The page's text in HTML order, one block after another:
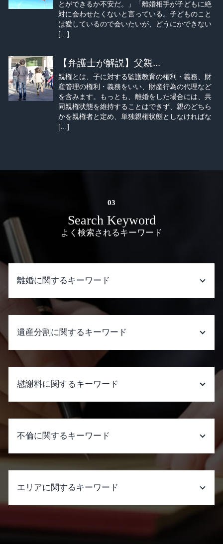
とができるか不安だ。」「離婚相手が子どもに絶
対に会わせたくないと言っている。子どものこと
は愛しているので会いたいが、どうにかできない
[…]
【弁護士が解説】父親...
親権とは、子に対する監護教育の権利・義務、財
産管理の権利・義務をいい、財産行為の代理など
を含みます。もっとも、離婚をした場合には、共
同親権状態を維持することはできず、親のどちら
かを親権者と定め、単独親権状態としなければな
[…]
Search Keyword
よく検索されるキーワード
離婚に関するキーワード
離婚 相続権
離婚 原因 慰謝料
離婚調停 応じない
離婚 裁判 不成立
離婚協議書
離婚したい
離婚 家庭裁判所
調停 離婚 申し立て
離婚 訴訟
離婚調停 流れ
夫 dv 離婚
遺産分割に関するキーワード
遺産分割 受け取らない
遺産分割 相続 違い
遺産分割 いつから
遺産分割調停 流れ
遺産分割 いつまでに
遺産分割 調停
遺産分割 進まない
遺産分割 訴えられる
慰謝料に関するキーワード
慰謝料請求できる条件 借金
パワハラ 証拠
慰謝料請求 弁護士費用 相手に請求
慰謝料請求 時効 裁判
慰謝料とは 離婚
慰謝料請求できる条件 離婚
不倫に関するキーワード
不倫 別れ
不倫 本気
不倫 切ない
エリアに関するキーワード
企業法務 弁護士 相談 大阪府